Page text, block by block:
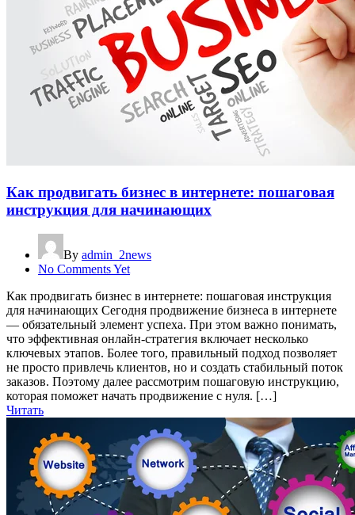
Как продвигать бизнес в интернете: пошаговая
инструкция для начинающих
By admin_2news
No Comments Yet
Как продвигать бизнес в интернете: пошаговая инструкция
для начинающих Сегодня продвижение бизнеса в интернете
— обязательный элемент успеха. При этом важно понимать,
что эффективная онлайн-стратегия включает несколько
ключевых этапов. Более того, правильный подход позволяет
не просто привлечь клиентов, но и создать стабильный поток
заказов. Поэтому далее рассмотрим пошаговую инструкцию,
которая поможет начать продвижение с нуля. […]
Читать